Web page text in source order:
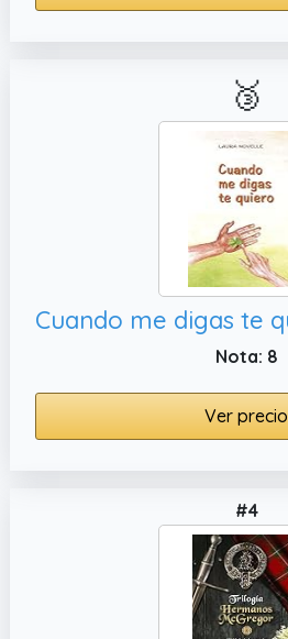
🥉
Nota: 8
Ver precio
#4